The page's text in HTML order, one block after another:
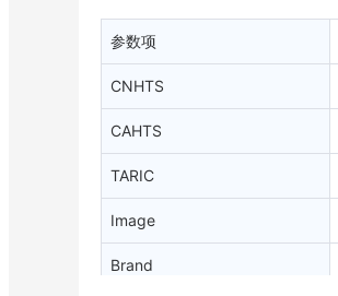
参数项
CNHTS
CAHTS
TARIC
Image
Brand